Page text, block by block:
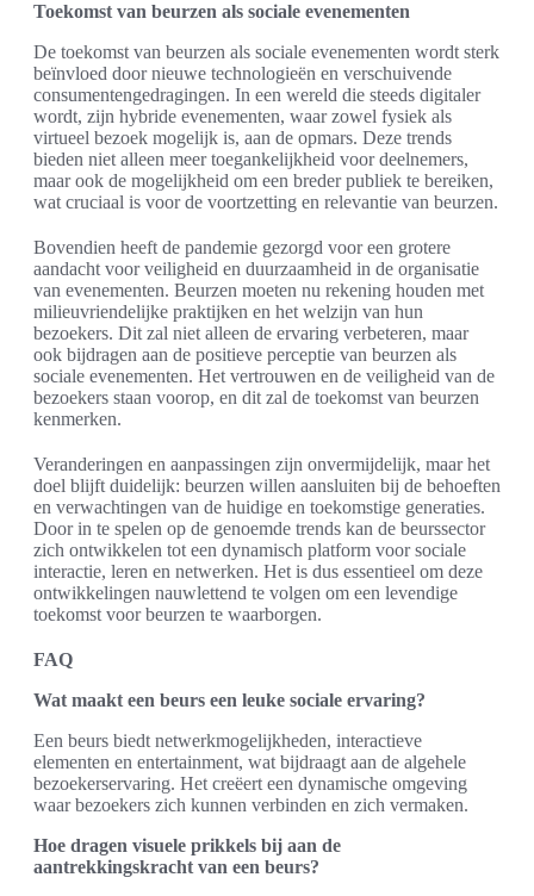
Toekomst van beurzen als sociale evenementen
De toekomst van beurzen als sociale evenementen wordt sterk
beïnvloed door nieuwe technologieën en verschuivende
consumentengedragingen. In een wereld die steeds digitaler
wordt, zijn hybride evenementen, waar zowel fysiek als
virtueel bezoek mogelijk is, aan de opmars. Deze trends
bieden niet alleen meer toegankelijkheid voor deelnemers,
maar ook de mogelijkheid om een breder publiek te bereiken,
wat cruciaal is voor de voortzetting en relevantie van beurzen.
Bovendien heeft de pandemie gezorgd voor een grotere
aandacht voor veiligheid en duurzaamheid in de organisatie
van evenementen. Beurzen moeten nu rekening houden met
milieuvriendelijke praktijken en het welzijn van hun
bezoekers. Dit zal niet alleen de ervaring verbeteren, maar
ook bijdragen aan de positieve perceptie van beurzen als
sociale evenementen. Het vertrouwen en de veiligheid van de
bezoekers staan voorop, en dit zal de toekomst van beurzen
kenmerken.
Veranderingen en aanpassingen zijn onvermijdelijk, maar het
doel blijft duidelijk: beurzen willen aansluiten bij de behoeften
en verwachtingen van de huidige en toekomstige generaties.
Door in te spelen op de genoemde trends kan de beurssector
zich ontwikkelen tot een dynamisch platform voor sociale
interactie, leren en netwerken. Het is dus essentieel om deze
ontwikkelingen nauwlettend te volgen om een levendige
toekomst voor beurzen te waarborgen.
FAQ
Wat maakt een beurs een leuke sociale ervaring?
Een beurs biedt netwerkmogelijkheden, interactieve
elementen en entertainment, wat bijdraagt aan de algehele
bezoekerservaring. Het creëert een dynamische omgeving
waar bezoekers zich kunnen verbinden en zich vermaken.
Hoe dragen visuele prikkels bij aan de
aantrekkingskracht van een beurs?